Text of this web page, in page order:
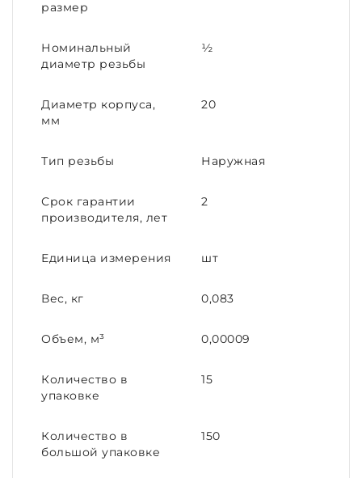
размер
Номинальный
диаметр резьбы
½
Диаметр корпуса,
мм
20
Тип резьбы Наружная
Срок гарантии
производителя, лет
2
Единица измерения шт
Вес, кг 0,083
Объем, м³ 0,00009
Количество в
упаковке
15
Количество в
большой упаковке
150